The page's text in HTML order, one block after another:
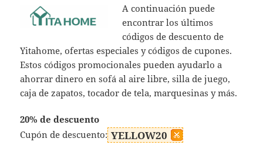
A continuación puede
encontrar los últimos
códigos de descuento de
Yitahome, ofertas especiales y códigos de cupones.
Estos códigos promocionales pueden ayudarlo a
ahorrar dinero en sofá al aire libre, silla de juego,
caja de zapatos, tocador de tela, marquesinas y más.
20% de descuento
Cupón de descuento: YELLOW20